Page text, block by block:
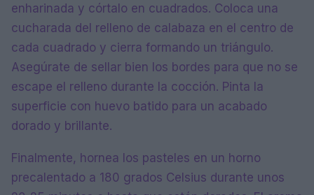
enharinada y córtalo en cuadrados. Coloca una
cucharada del relleno de calabaza en el centro de
cada cuadrado y cierra formando un triángulo.
Asegúrate de sellar bien los bordes para que no se
escape el relleno durante la cocción. Pinta la
superficie con huevo batido para un acabado
dorado y brillante.
Finalmente, hornea los pasteles en un horno
precalentado a 180 grados Celsius durante unos